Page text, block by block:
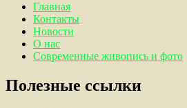
Главная
Контакты
Новости
О нас
Современные живопись и фото
Полезные ссылки